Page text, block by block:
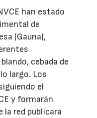
han estado
de
(Gauna),
cebada de
largo. Los
el
y formarán
la red publicara